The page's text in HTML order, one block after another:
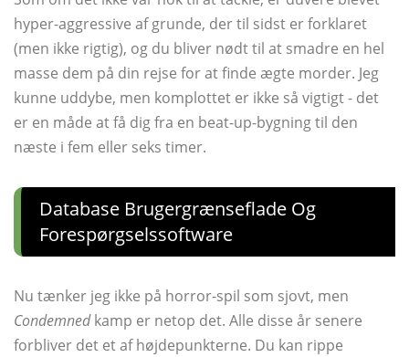
hyper-aggressive af grunde, der til sidst er forklaret
(men ikke rigtig), og du bliver nødt til at smadre en hel
masse dem på din rejse for at finde ægte morder. Jeg
kunne uddybe, men komplottet er ikke så vigtigt - det
er en måde at få dig fra en beat-up-bygning til den
næste i fem eller seks timer.
Database Brugergrænseflade Og
Forespørgselssoftware
Nu tænker jeg ikke på horror-spil som sjovt, men
Condemnedkamp er netop det. Alle disse år senere
forbliver det et af højdepunkterne. Du kan rippe